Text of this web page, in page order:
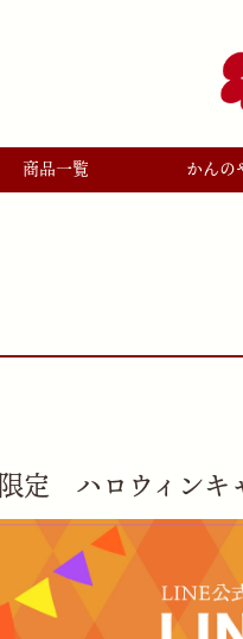
商品一覧 かんの
定 ハロウィンキ